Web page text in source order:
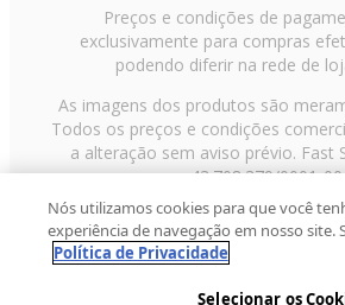
Preços e condições de
exclusivamente para compras
podendo diferir na rede de
As imagens dos produtos são
Todos os preços e condições
a alteração sem aviso prévio. Fast
43.708.379/0001-00
Avenida Zaki Narchi, nº 1650,
Paulo/SP, CEP 02029-001,
2013 Fast Shop - Todos os direitos
Nós utilizamos cookies para que você
experiência de navegação em nosso site.
Política de Privacidade
Selecionar os